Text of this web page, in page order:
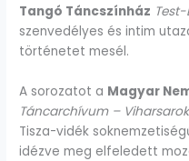
Tangó Táncszínház
szenvedélyes és intim
történetet mesél.
A sorozatot a Magyar
Táncarchívum – Viharsarok
Tisza-vidék
idézve meg elfeledett